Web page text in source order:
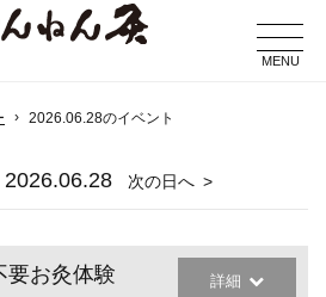
MENU
2026.06.28のイベント
2026.06.28 次の日へ
要お灸体験 詳細